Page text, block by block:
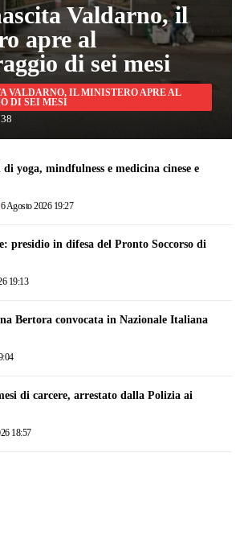
Valdarno, il
apre al
di sei mesi
VALDARNO, IL MINISTERO APRE AL
DI SEI MESI
yoga, mindfulness e medicina cinese e
6 Agosto 2026 19:27
presidio in difesa del Pronto Soccorso di
19:13
Bertora convocata in Nazionale Italiana
di carcere, arrestato dalla Polizia ai
18:57